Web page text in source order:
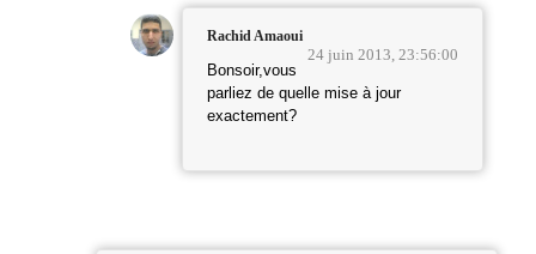
Rachid Amaoui
24 juin 2013, 23:56:00
Bonsoir,vous
parliez de quelle mise à jour
exactement?